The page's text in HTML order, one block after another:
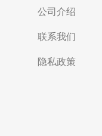
公司介绍
联系我们
隐私政策